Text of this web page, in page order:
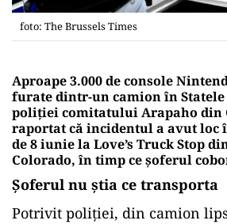
foto: The Brussels Times
Aproape 3.000 de console
furate dintr-un camion în
poliției comitatului Arapaho din
raportat că incidentul a avut loc
de 8 iunie la Love’s Truck Stop
Colorado, în timp ce șoferul
Șoferul nu știa ce transporta
Potrivit poliției, din camion